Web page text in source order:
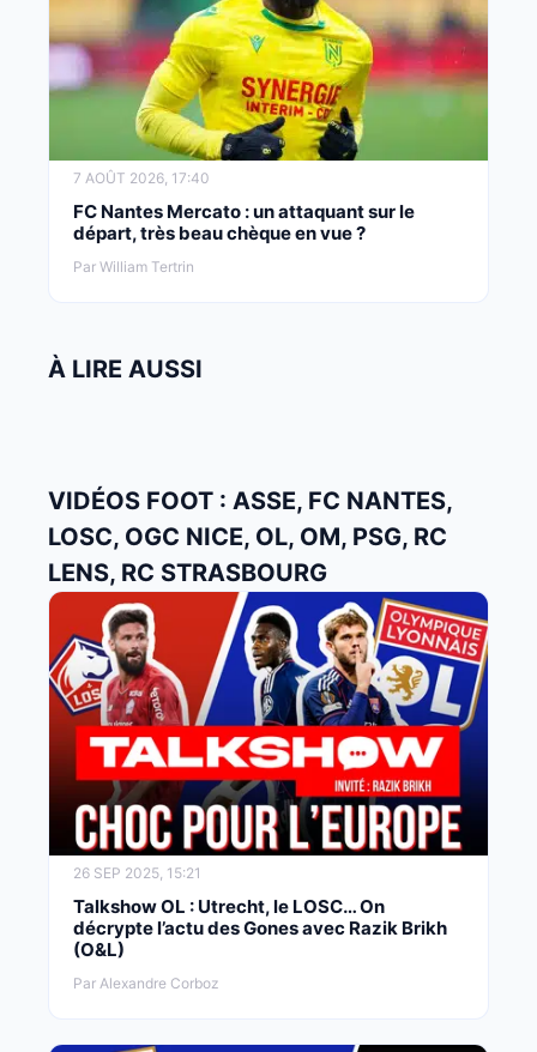
7 AOÛT 2026, 17:40
FC Nantes Mercato : un attaquant sur le
départ, très beau chèque en vue ?
Par William Tertrin
À LIRE AUSSI
VIDÉOS FOOT : ASSE, FC NANTES,
LOSC, OGC NICE, OL, OM, PSG, RC
LENS, RC STRASBOURG
26 SEP 2025, 15:21
Talkshow OL : Utrecht, le LOSC… On
décrypte l’actu des Gones avec Razik Brikh
(O&L)
Par Alexandre Corboz